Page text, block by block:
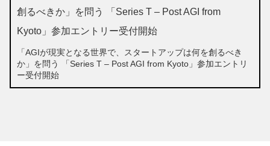
「AGIが現実となる世界で、スタートアップは何を創るべき
か」を問う 「Series T – Post AGI from Kyoto」参加エントリ
ー受付開始